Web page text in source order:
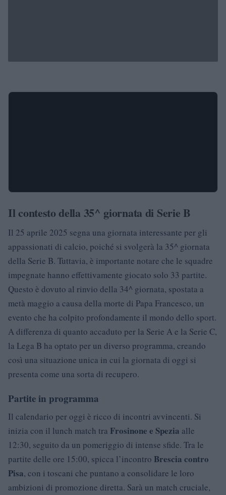
Il contesto della 35^ giornata di Serie B
Il 25 aprile 2025 segna una giornata interessante per gli
appassionati di calcio, poiché si svolgerà la 35^ giornata
della Serie B. Tuttavia, è importante notare che le squadre
impegnate hanno effettivamente giocato solo 33 partite.
Questo è dovuto al rinvio della 34^ giornata, spostata a
metà maggio a causa della morte di Papa Francesco, un
evento che ha colpito profondamente il mondo dello sport.
A differenza di quanto accaduto per la Serie A e la Serie C,
la Lega B ha optato per un diverso programma, creando
così una situazione unica in cui la giornata di oggi si
presenta come una sorta di recupero.
Partite in programma
Il calendario per oggi è ricco di incontri avvincenti. Si
inizia con il lunch match tra Frosinone e Spezia alle
12:30, seguito da un pomeriggio di intense sfide. Tra le
partite delle ore 15:00, spicca l’incontro Brescia contro
Pisa, con i toscani che puntano a consolidare le loro
ambizioni di promozione diretta. Sarà un match cruciale,